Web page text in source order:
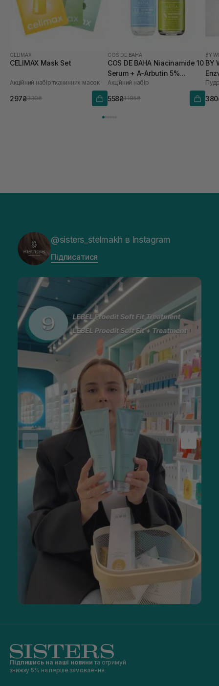
CELIMAX
CELIMAX Mask Set
Акційний набір тканинних масок
297₴330₴
COS DE BAHA
COS DE BAHA Niacinamide 10
Serum + A-Arbutin 5%
Licorice AL
Акційний набір
558₴1 185₴
BY
BY
шт
@sisters_stelmakh в Instagram
Підписатися
Підпишись на наші новини та отримуй
знижку 5% на перше замовлення